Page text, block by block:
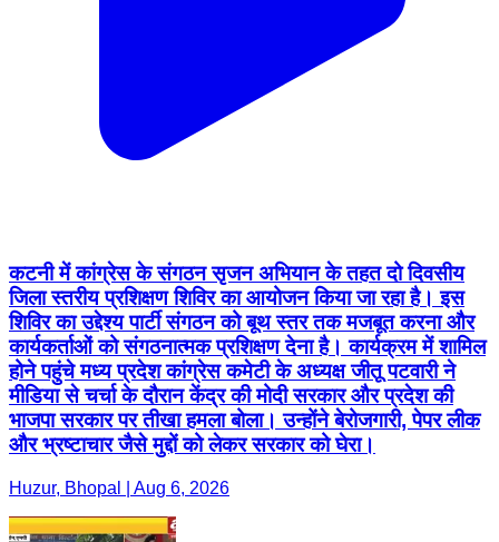
कटनी में कांग्रेस के संगठन सृजन अभियान के तहत दो दिवसीय
जिला स्तरीय प्रशिक्षण शिविर का आयोजन किया जा रहा है। इस
शिविर का उद्देश्य पार्टी संगठन को बूथ स्तर तक मजबूत करना और
कार्यकर्ताओं को संगठनात्मक प्रशिक्षण देना है। कार्यक्रम में शामिल
होने पहुंचे मध्य प्रदेश कांग्रेस कमेटी के अध्यक्ष जीतू पटवारी ने
मीडिया से चर्चा के दौरान केंद्र की मोदी सरकार और प्रदेश की
भाजपा सरकार पर तीखा हमला बोला। उन्होंने बेरोजगारी, पेपर लीक
और भ्रष्टाचार जैसे मुद्दों को लेकर सरकार को घेरा।
Huzur, Bhopal | Aug 6, 2026